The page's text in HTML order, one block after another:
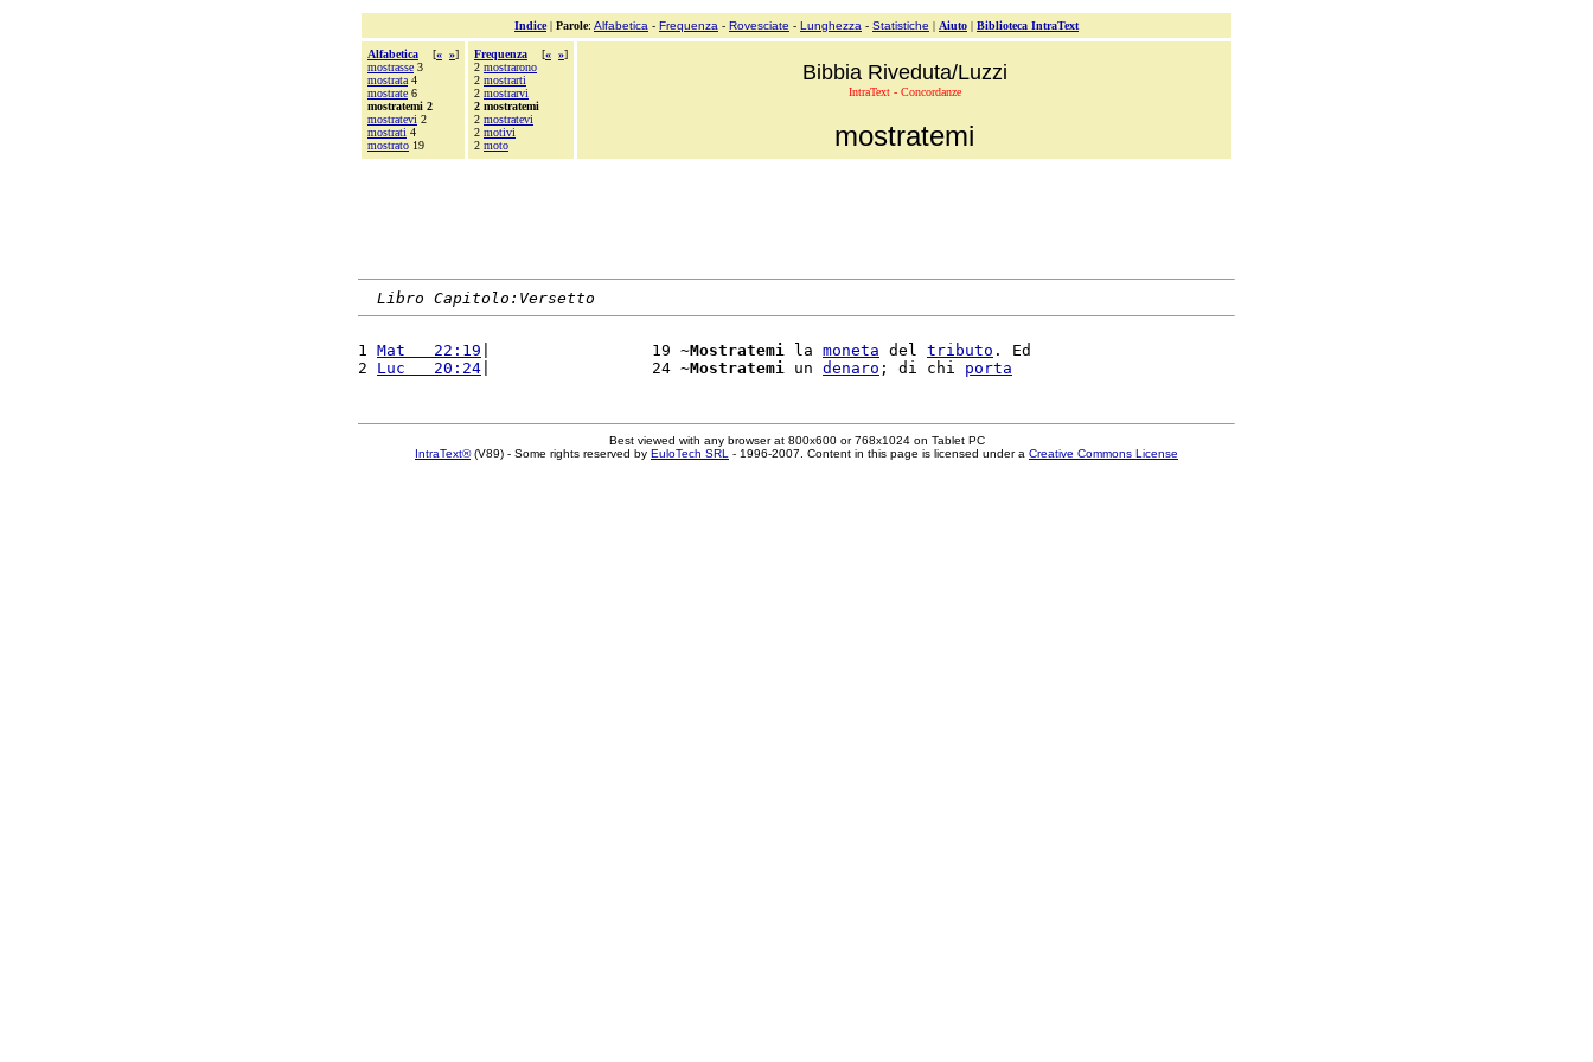
Indice| Parole: Alfabetica - Frequenza - Rovesciate - Lunghezza - Statistiche | Aiuto | Biblioteca IntraText
Alfabetica [« »]
mostrasse 3
mostrata 4
mostrate 6
mostratemi 2
mostratevi 2
mostrati 4
mostrato 19
Frequenza [« »]
2 mostrarono
2 mostrarti
2 mostrarvi
2 mostratemi
2 mostratevi
2 motivi
2 moto
Bibbia Riveduta/Luzzi
IntraText - Concordanze
mostratemi
Libro Capitolo:Versetto
1 Mat   22:19 |                 19 ~Mostratemi la moneta del tributo . Ed
2 Luc   20:24 |                 24 ~Mostratemi un denaro ; di chi porta
Best viewed with any browser at 800x600 or 768x1024 on Tablet PC
IntraText®(V89) - Some rights reserved by EuloTech SRL - 1996-2007. Content in this page is licensed under a Creative Commons License